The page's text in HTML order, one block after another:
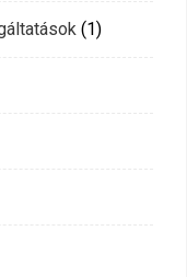
(1)